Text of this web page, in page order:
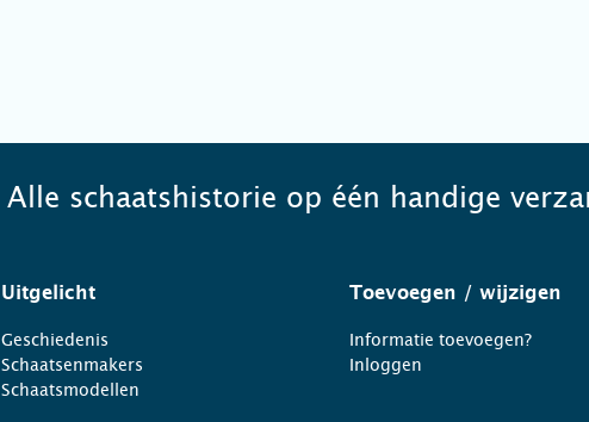
Alle schaatshistorie op één handige
Uitgelicht
Geschiedenis
Schaatsenmakers
Schaatsmodellen
Toevoegen / wijzigen
Informatie toevoegen?
Inloggen